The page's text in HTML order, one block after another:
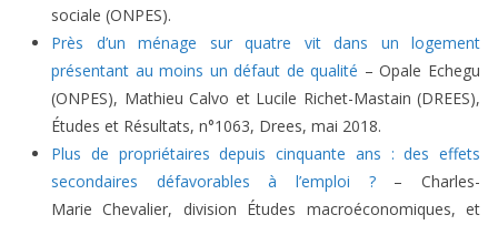
sociale (ONPES).
Près d’un ménage sur quatre vit dans un logement
présentant au moins un défaut de qualité – Opale Echegu
(ONPES), Mathieu Calvo et Lucile Richet-Mastain (DREES),
Études et Résultats, n°1063, Drees, mai 2018.
Plus de propriétaires depuis cinquante ans : des effets
secondaires défavorables à l’emploi ?– Charles-
Marie Chevalier, division Études macroéconomiques, et